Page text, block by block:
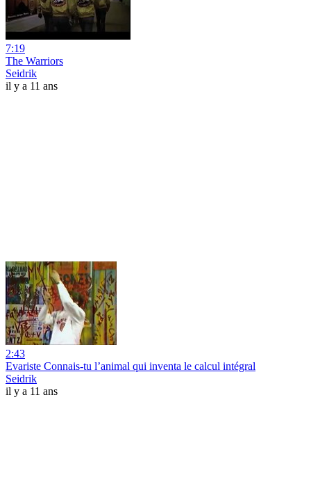
7:19
The Warriors
Seidrik
il y a 11 ans
2:43
Evariste Connais-tu l’animal qui inventa le calcul intégral
Seidrik
il y a 11 ans